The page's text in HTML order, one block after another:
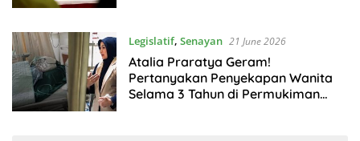
Legislatif, Senayan 21 June 2026
Atalia Praratya Geram!
Pertanyakan Penyekapan Wanita
Selama 3 Tahun di Permukiman